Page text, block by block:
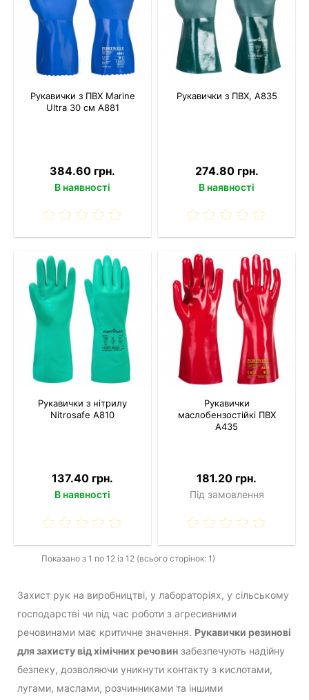
Рукавички з ПВХ Marine
Ultra 30 см A881
384.60 грн.
В наявності
Рукавички з ПВХ, A835
274.80 грн.
В наявності
Рукавички з нітрилу
Nitrosafe A810
137.40 грн.
В наявності
Рукавички
маслобензостійкі ПВХ
A435
181.20 грн.
Під замовлення
Показано з 1 по 12 із 12 (всього сторінок: 1)
Захист рук на виробництві, у лабораторіях, у сільському
господарстві чи під час роботи з агресивними
речовинами має критичне значення. Рукавички резинові
для захисту від хімічних речовин забезпечують надійну
безпеку, дозволяючи уникнути контакту з кислотами,
лугами, маслами, розчинниками та іншими